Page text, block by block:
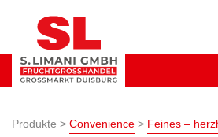
Produkte > Convenience> Feines –